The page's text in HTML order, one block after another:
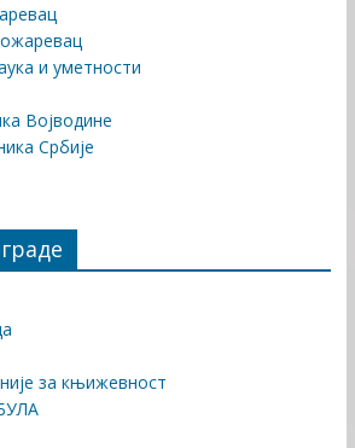
и уметности
Војводине
Србије
за књижевност